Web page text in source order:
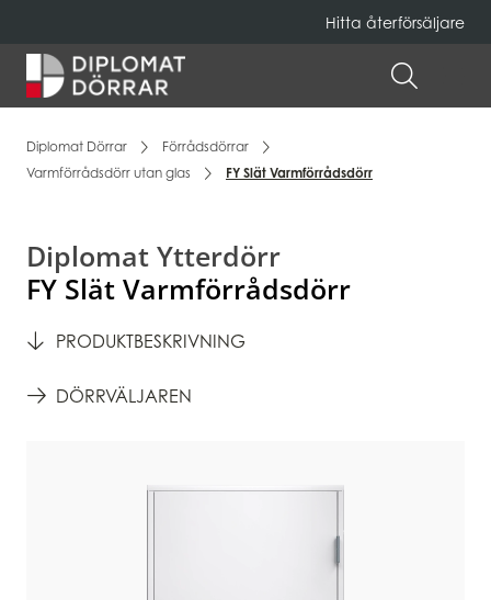
Hitta återförsäljare
ÖPPNA
Diplomat Dörrar
Förrådsdörrar
Varmförrådsdörr utan glas
FY Slät Varmförrådsdörr
Diplomat Ytterdörr
FY Slät Varmförrådsdörr
PRODUKTBESKRIVNING
DÖRRVÄLJAREN